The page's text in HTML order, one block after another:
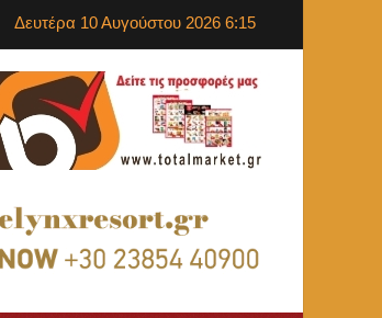
Δευτέρα 10 Αυγούστου 2026 6:15